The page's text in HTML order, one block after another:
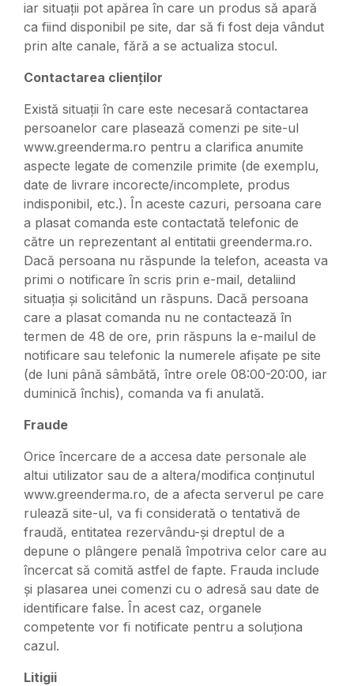
iar situații pot apărea în care un produs să apară
ca fiind disponibil pe site, dar să fi fost deja vândut
prin alte canale, fără a se actualiza stocul.
Contactarea clienților
Există situații în care este necesară contactarea
persoanelor care plasează comenzi pe site-ul
www.greenderma.ro pentru a clarifica anumite
aspecte legate de comenzile primite (de exemplu,
date de livrare incorecte/incomplete, produs
indisponibil, etc.). În aceste cazuri, persoana care
a plasat comanda este contactată telefonic de
către un reprezentant al entitatii greenderma.ro.
Dacă persoana nu răspunde la telefon, aceasta va
primi o notificare în scris prin e-mail, detaliind
situația și solicitând un răspuns. Dacă persoana
care a plasat comanda nu ne contactează în
termen de 48 de ore, prin răspuns la e-mailul de
notificare sau telefonic la numerele afișate pe site
(de luni până sâmbătă, între orele 08:00-20:00, iar
duminică închis), comanda va fi anulată.
Fraude
Orice încercare de a accesa date personale ale
altui utilizator sau de a altera/modifica conținutul
www.greenderma.ro, de a afecta serverul pe care
rulează site-ul, va fi considerată o tentativă de
fraudă, entitatea rezervându-și dreptul de a
depune o plângere penală împotriva celor care au
încercat să comită astfel de fapte. Frauda include
și plasarea unei comenzi cu o adresă sau date de
identificare false. În acest caz, organele
competente vor fi notificate pentru a soluționa
cazul.
Litigii